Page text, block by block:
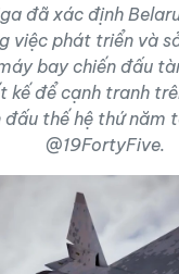
đã xác định
việc phát triển và
bay chiến đấu
kế để cạnh tranh
đấu thế hệ thứ năm
@19FortyFive.